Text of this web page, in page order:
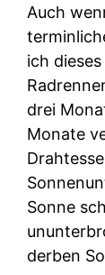
Auch
ich
drei
Monate
Sonne
derben